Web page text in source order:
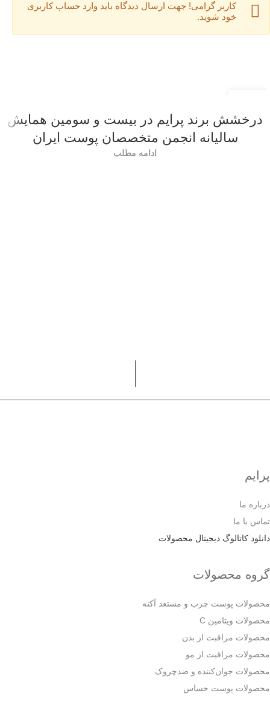
کاربر گرامی! جهت ارسال دیدگاه باید وارد حساب کاربری
خود شوید.
درخشش برند پرایم در بیست و سومین همایش
سالیانه انجمن متخصصان پوست ایران
ادامه مطلب
پرایم
درباره ما
تماس با ما
دانلود کاتالوگ دیجیتال محصولات
گروه محصولات
محصولات پوست چرب و مستعد آکنه
محصولات ویتامین C
محصولات مراقبت از بدن
محصولات مراقبت از مو
محصولات جوان‌کننده و ضدچروک
محصولات پوست حساس